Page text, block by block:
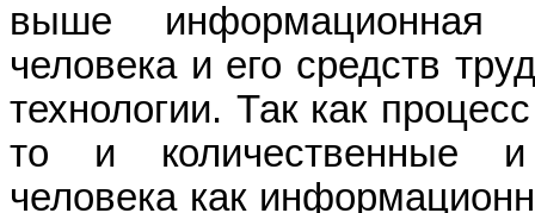
выше информационная
человека и его средств тр
технологии. Так как
то и количественные и
человека как